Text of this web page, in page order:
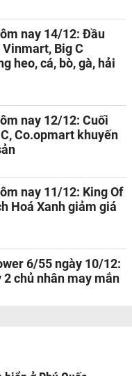
nay 14/12: Đầu
Big C
heo, cá, bò, gà, hải
nay 12/12: Cuối
Co.opmart khuyến
nay 11/12: King Of
Hoá Xanh giảm giá
6/55 ngày 10/12:
chủ nhân may mắn